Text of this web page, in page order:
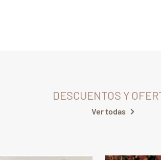
DESCUENTOS Y
Ver todas